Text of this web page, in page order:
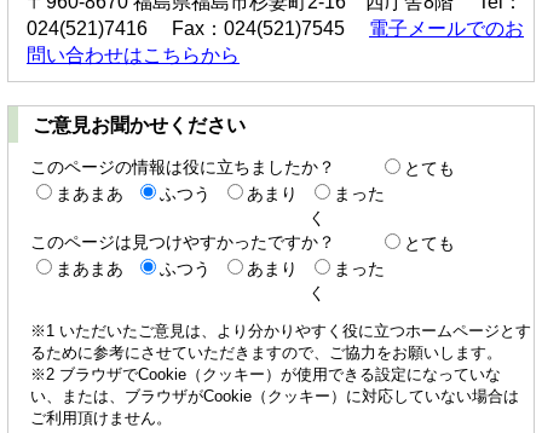
024(521)7416 Fax：024(521)7545 電子メールでのお
問い合わせはこちらから
ご意見お聞かせください
このページの情報は役に立ちましたか？
とても
まあまあ
ふつう あまり
まった
く
このページは見つけやすかったですか？
とても
まあまあ
ふつう あまり
まった
く
※1 いただいたご意見は、より分かりやすく役に立つホームページとす
るために参考にさせていただきますので、ご協力をお願いします。
※2 ブラウザでCookie（クッキー）が使用できる設定になっていな
い、または、ブラウザがCookie（クッキー）に対応していない場合は
ご利用頂けません。